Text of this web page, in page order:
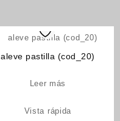
aleve pastilla (cod_20)
Leer más
Vista rápida